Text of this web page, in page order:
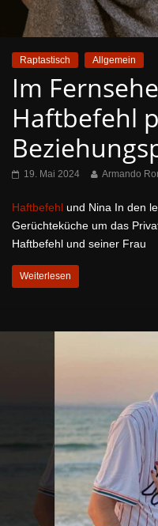
Raptastisch Allgemein
Im
Haftbefehl
19. Mai 2024 Armando
Haftbefehl und Nina In den
Gerüchteküche um das
Haftbefehl und seiner Frau
Weiterlesen